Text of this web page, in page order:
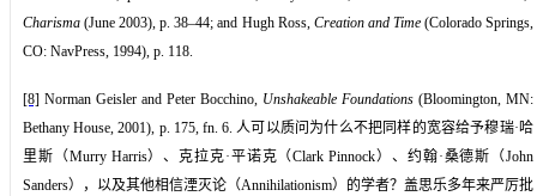
Charisma(June 2003), p. 38–44; and Hugh Ross, Creation and Time(Colorado Springs,
CO: NavPress, 1994), p. 118.
[8] Norman Geisler and Peter Bocchino, Unshakeable Foundations (Bloomington, MN:
Bethany House, 2001), p. 175, fn. 6.人可以质问为什么不把同样的宽容给予穆瑞·哈
里斯 （Murry Harris）、克拉克·平诺克 （Clark Pinnock） 、约翰·桑德斯 （John
Sanders）， 以及其他相信湮灭论 （Annihilationism） 的学者？ 盖思乐多年来严厉批